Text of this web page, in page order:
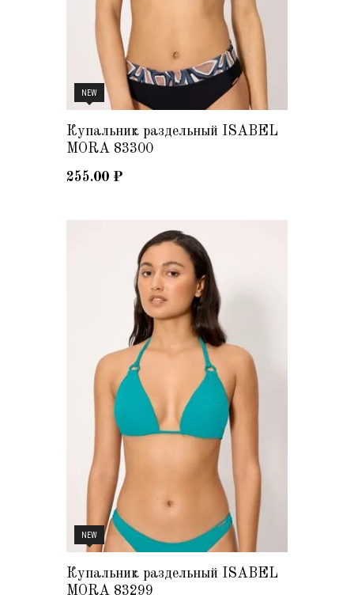
NEW
Купальник раздельный ISABEL
MORA 83300
255.00 ₽
NEW
Купальник раздельный ISABEL
MORA 83299